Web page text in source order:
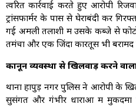
त्वरित कार्रवाई करते हुए आरोपी
ट्रांसफार्मर के पास से घेराबंदी कर
गई अमली तलाशी में उसके कब्जे से
तमंचा और एक जिंदा कारतूस भी
कानून व्यवस्था से खिलवाड़ करने
थाना हापुड़ नगर पुलिस ने आरोपी के
सुसंगत और गंभीर धाराओं में मुकदमा